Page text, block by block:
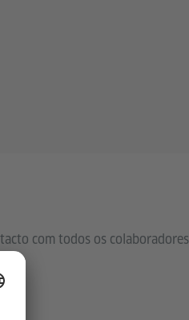
com todos os colaboradores